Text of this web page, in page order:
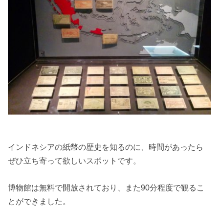
インドネシアの紙幣の歴史を知るのに、時間があったら
ぜひ立ち寄って欲しいスポットです。
博物館は無料で開放されており、また90分程度で観るこ
とができました。